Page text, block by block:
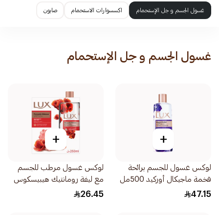
غسول الجسم و جل الإستحمام اكسسوارات الاستحمام صابون
غسول الجسم و جل الإستحمام
+
لوكس غسول للجسم برائحة
فخمة ماجيكال أوركيد 500مل
47.15
+
لوكس غسول مرطب للجسم
مع ليفة رومانتيك هيبيسكوس
250مل
26.45